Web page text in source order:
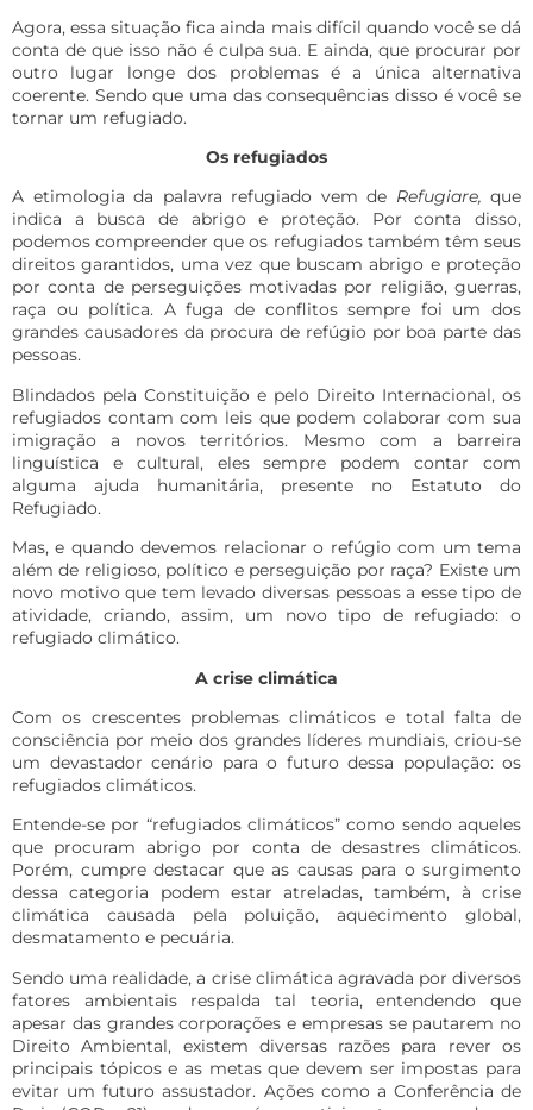
Agora, essa situação fica ainda mais difícil quando você se dá
conta de que isso não é culpa sua. E ainda, que procurar por
outro lugar longe dos problemas é a única alternativa
coerente. Sendo que uma das consequências disso é você se
tornar um refugiado.
Os refugiados
A etimologia da palavra refugiado vem de Refugiare, que
indica a busca de abrigo e proteção. Por conta disso,
podemos compreender que os refugiados também têm seus
direitos garantidos, uma vez que buscam abrigo e proteção
por conta de perseguições motivadas por religião, guerras,
raça ou política. A fuga de conflitos sempre foi um dos
grandes causadores da procura de refúgio por boa parte das
pessoas.
Blindados pela Constituição e pelo Direito Internacional, os
refugiados contam com leis que podem colaborar com sua
imigração a novos territórios. Mesmo com a barreira
linguística e cultural, eles sempre podem contar com
alguma ajuda humanitária, presente no Estatuto do
Refugiado.
Mas, e quando devemos relacionar o refúgio com um tema
além de religioso, político e perseguição por raça? Existe um
novo motivo que tem levado diversas pessoas a esse tipo de
atividade, criando, assim, um novo tipo de refugiado: o
refugiado climático.
A crise climática
Com os crescentes problemas climáticos e total falta de
consciência por meio dos grandes líderes mundiais, criou-se
um devastador cenário para o futuro dessa população: os
refugiados climáticos.
Entende-se por “refugiados climáticos” como sendo aqueles
que procuram abrigo por conta de desastres climáticos.
Porém, cumpre destacar que as causas para o surgimento
dessa categoria podem estar atreladas, também, à crise
climática causada pela poluição, aquecimento global,
desmatamento e pecuária.
Sendo uma realidade, a crise climática agravada por diversos
fatores ambientais respalda tal teoria, entendendo que
apesar das grandes corporações e empresas se pautarem no
Direito Ambiental, existem diversas razões para rever os
principais tópicos e as metas que devem ser impostas para
evitar um futuro assustador. Ações como a Conferência de